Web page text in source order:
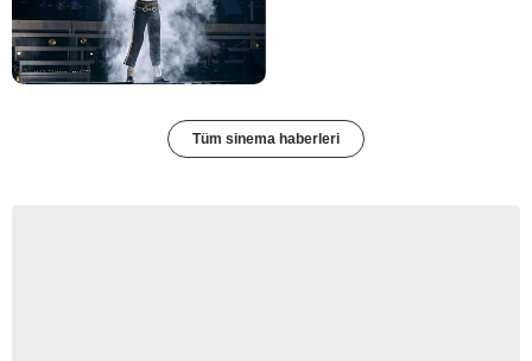
Tüm sinema haberleri